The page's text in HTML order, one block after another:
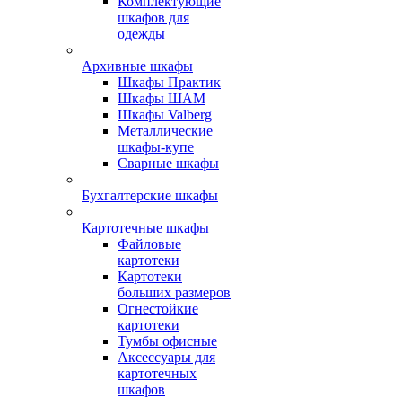
шкафов для
одежды
Архивные шкафы
Шкафы Практик
Шкафы ШАМ
Шкафы Valberg
Металлические
шкафы-купе
Сварные шкафы
Бухгалтерские шкафы
Картотечные шкафы
Файловые
картотеки
Картотеки
больших размеров
Огнестойкие
картотеки
Тумбы офисные
Аксессуары для
картотечных
шкафов